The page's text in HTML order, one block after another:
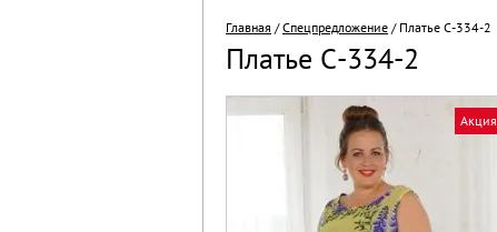
Главная /Спецпредложение / Платье С-334-2
Платье С-334-2
Акция